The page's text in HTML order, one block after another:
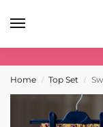
Home / Top Set /